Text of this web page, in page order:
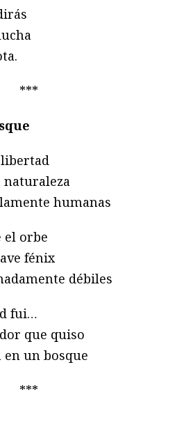
***
naturaleza
humanas
el orbe
fénix
débiles
fui…
que quiso
un bosque
***